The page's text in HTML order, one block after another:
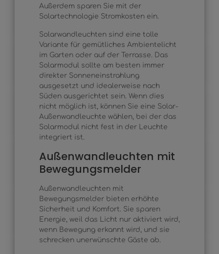
Außerdem sparen Sie mit der
Solartechnologie Stromkosten ein.
Solarwandleuchten sind eine tolle
Variante für gemütliches Ambientelicht
im Garten oder auf der Terrasse. Das
Solarmodul sollte am besten immer
direkter Sonneneinstrahlung
ausgesetzt und idealerweise nach
Süden ausgerichtet sein. Wenn dies
nicht möglich ist, können Sie eine Solar-
Außenwandleuchte wählen, bei der das
Solarmodul nicht fest in der Leuchte
integriert ist.
Außenwandleuchten mit
Bewegungsmelder
Außenwandleuchten mit
Bewegungsmelder bieten erhöhte
Sicherheit und Komfort. Sie sparen
Energie, weil das Licht nur aktiviert wird,
wenn Bewegung erkannt wird, und sie
schrecken unerwünschte Gäste ab.